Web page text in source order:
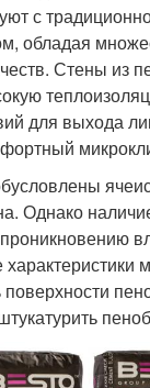
с
обладая
Стены из
для выхода
Однако